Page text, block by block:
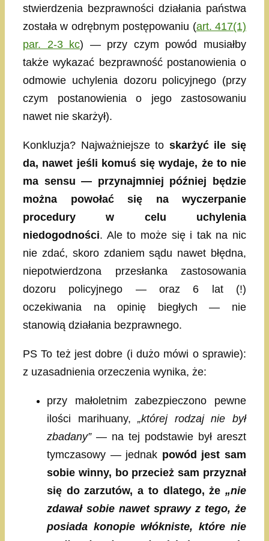
stwierdzenia bezprawności działania państwa
została w odrębnym postępowaniu (art. 417(1)
par. 2-3 kc) — przy czym powód musiałby
także wykazać bezprawność postanowienia o
odmowie uchylenia dozoru policyjnego (przy
czym postanowienia o jego zastosowaniu
nawet nie skarżył).
Konkluzja? Najważniejsze to skarżyć ile się
da, nawet jeśli komuś się wydaje, że to nie
ma sensu — przynajmniej później będzie
można powołać się na wyczerpanie
procedury w celu uchylenia
niedogodności. Ale to może się i tak na nic
nie zdać, skoro zdaniem sądu nawet błędna,
niepotwierdzona przesłanka zastosowania
dozoru policyjnego — oraz 6 lat (!)
oczekiwania na opinię biegłych — nie
stanowią działania bezprawnego.
PS To też jest dobre (i dużo mówi o sprawie):
z uzasadnienia orzeczenia wynika, że:
przy małoletnim zabezpieczono pewne
ilości marihuany,„której rodzaj nie był
zbadany”— na tej podstawie był areszt
tymczasowy — jednak powód jest sam
sobie winny, bo przecież sam przyznał
się do zarzutów, a to dlatego, że „nie
zdawał sobie nawet sprawy z tego, że
posiada konopie włókniste, które nie